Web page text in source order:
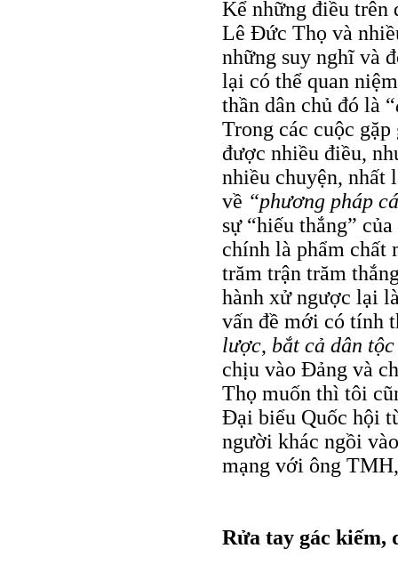
Kể những điều trên
Lê Ðức Thọ và
những suy nghĩ và
lại có thể quan
thần dân chủ đó là “
Trong các cuộc
được nhiều điều,
nhiều chuyện, nhất
về “phương pháp
sự “hiếu thắng”
chính là phẩm chất
trăm trận trăm
hành xử ngược lại
vấn đề mới có tính
lược, bắt cả dân
chịu vào Ðảng và
Thọ muốn thì tôi
Ðại biểu Quốc hội
người khác ngồi
mạng với ông
Rửa tay gác kiếm,